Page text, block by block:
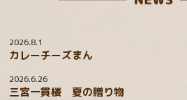
2026.8.1
カレーチーズまん
2026.6.26
三宮一貫楼 夏の贈り物